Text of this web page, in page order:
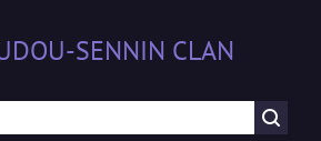
SENNIN CLAN